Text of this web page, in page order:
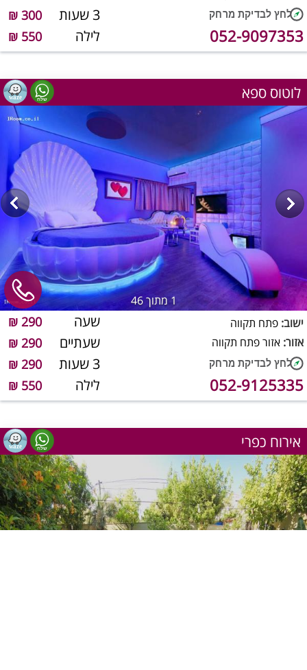
3 שעות 300 ₪
לילה 550 ₪ 052-9097353
לוטוס ספא
1מתוך 46
שעה 290 ₪
שעתיים 290 ₪
3 שעות 290 ₪
לילה 550 ₪
ישוב: פתח תקווה
אזור: אזור פתח תקווה
052-9125335
אירוח כפרי